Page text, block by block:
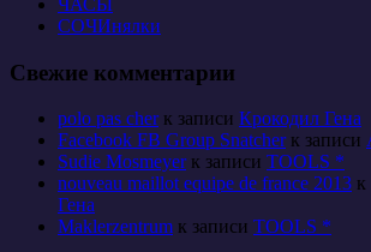
ЧАСЫ
СОЧИнялки
Свежие комментарии
polo pas cherк записи Крокодил Гена
Facebook FB Group Snatcherк записи
Sudie Mosmeyerк записи TOOLS *
nouveau maillot equipe de france 2013 к
Гена
Maklerzentrum к записи TOOLS *